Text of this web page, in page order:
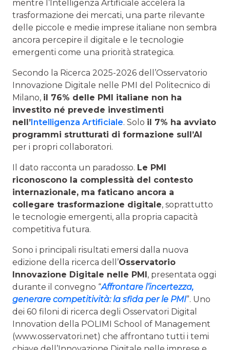
mentre l’Intelligenza Artificiale accelera la
trasformazione dei mercati, una parte rilevante
delle piccole e medie imprese italiane non sembra
ancora percepire il digitale e le tecnologie
emergenti come una priorità strategica.
Secondo la Ricerca 2025-2026 dell’Osservatorio
Innovazione Digitale nelle PMI del Politecnico di
Milano, il 76% delle PMI italiane non ha
investito né prevede investimenti
nell’ Intelligenza Artificiale. Solo il 7% ha avviato
programmi strutturati di formazione sull’AI
per i propri collaboratori.
Il dato racconta un paradosso. Le PMI
riconoscono la complessità del contesto
internazionale, ma faticano ancora a
collegare trasformazione digitale, soprattutto
le tecnologie emergenti, alla propria capacità
competitiva futura.
Sono i principali risultati emersi dalla nuova
edizione della ricerca dell’Osservatorio
Innovazione Digitale nelle PMI , presentata oggi
durante il convegno “Affrontare l’incertezza,
generare competitività: la sfida per le PMI”. Uno
dei 60 filoni di ricerca degli Osservatori Digital
Innovation della POLIMI School of Management
(www.osservatori.net) che affrontano tutti i temi